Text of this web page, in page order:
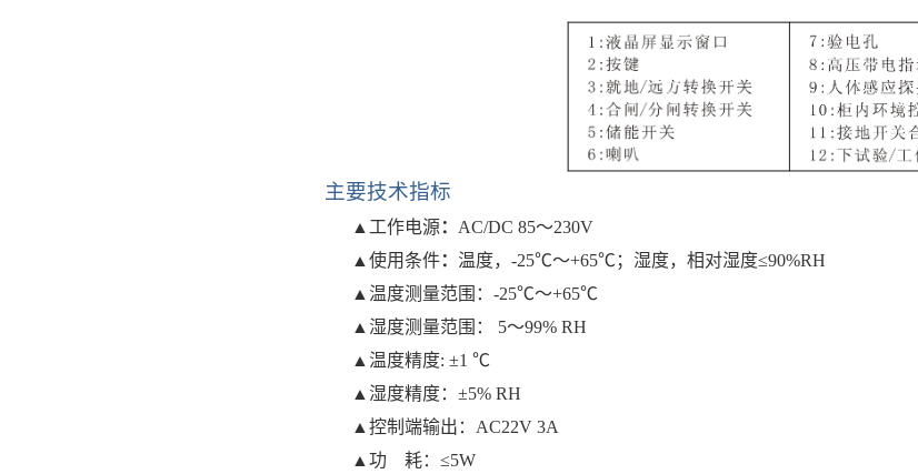
主要技术指标
▲工作电源 ： AC/DC 85～230V
▲使用条件： 温度， -25℃～+65℃ ； 湿度，相对湿度≤90%RH
▲温度测量范围：-25℃～+65℃
▲湿度测量范围： 5～99% RH
▲温度精度: ±1 ℃
▲湿度精度：±5% RH
▲控制端输出：AC22V 3A
▲功 耗：≤5W